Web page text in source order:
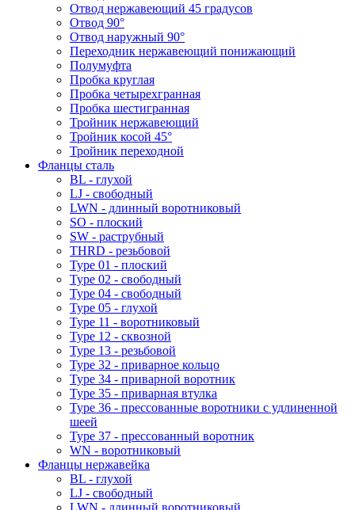
Отвод нержавеющий 45 градусов
Отвод 90°
Отвод наружный 90°
Переходник нержавеющий понижающий
Полумуфта
Пробка круглая
Пробка четырехгранная
Пробка шестигранная
Тройник нержавеющий
Тройник косой 45°
Тройник переходной
Фланцы сталь
BL - глухой
LJ - свободный
LWN - длинный воротниковый
SO - плоский
SW - раструбный
THRD - резьбовой
Type 01 - плоский
Type 02 - свободный
Type 04 - свободный
Type 05 - глухой
Type 11 - воротниковый
Type 12 - сквозной
Type 13 - резьбовой
Type 32 - приварное кольцо
Type 34 - приварной воротник
Type 35 - приварная втулка
Type 36 - прессованные воротники с удлиненной
шеей
Type 37 - прессованный воротник
WN - воротниковый
Фланцы нержавейка
BL - глухой
LJ - свободный
LWN - длинный воротниковый